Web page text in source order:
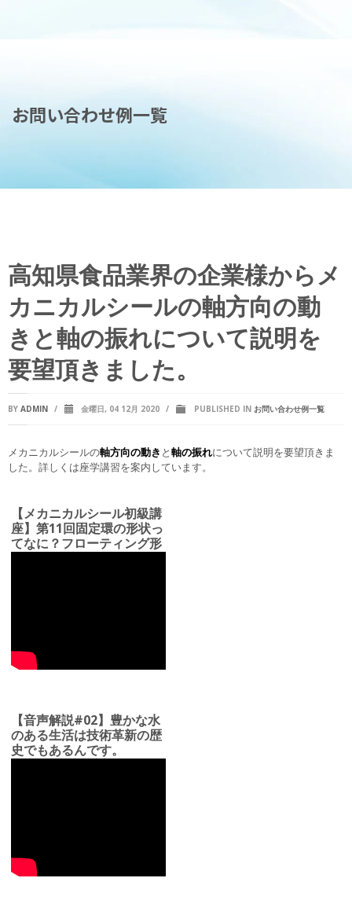
お問い合わせ例一覧
高知県食品業界の企業様からメ
カニカルシールの軸方向の動
きと軸の振れについて説明を
要望頂きました。
BY ADMIN / 金曜日, 04 12月 2020 / PUBLISHED IN お問い合わせ例一覧
メカニカルシールの軸方向の動き と軸の振れについて説明を要望頂きま
した。詳しくは座学講習を案内しています。
【メカニカルシール初級講
座】第11回固定環の形状っ
てなに？フローティング形
【音声解説#02】豊かな水
のある生活は技術革新の歴
史でもあるんです。